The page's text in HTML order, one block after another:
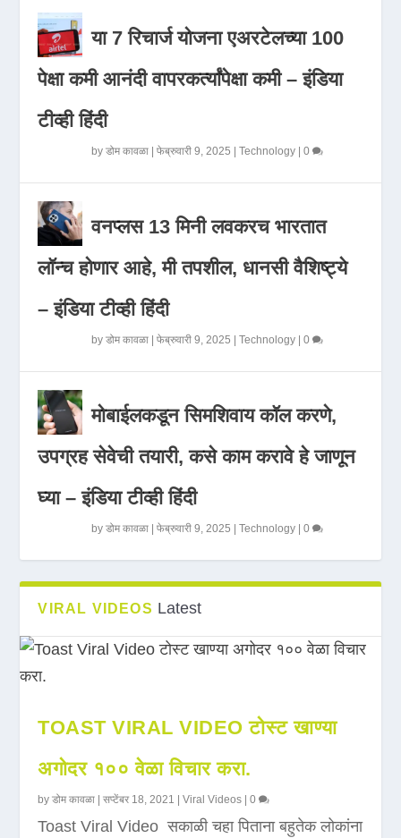
या 7 रिचार्ज योजना एअरटेलच्या 100
पेक्षा कमी आनंदी वापरकर्त्यांपेक्षा कमी – इंडिया
टीव्ही हिंदी
byडोम कावळा |फेब्रुवारी 9, 2025 |Technology |0
वनप्लस 13 मिनी लवकरच भारतात
लॉन्च होणार आहे, मी तपशील, धानसी वैशिष्ट्ये
– इंडिया टीव्ही हिंदी
byडोम कावळा |फेब्रुवारी 9, 2025 |Technology |0
मोबाईलकडून सिमशिवाय कॉल करणे,
उपग्रह सेवेची तयारी, कसे काम करावे हे जाणून
घ्या – इंडिया टीव्ही हिंदी
byडोम कावळा |फेब्रुवारी 9, 2025 |Technology |0
VIRAL VIDEOS Latest
TOAST VIRAL VIDEO टोस्ट खाण्या
अगोदर १०० वेळा विचार करा.
byडोम कावळा |सप्टेंबर 18, 2021 |Viral Videos |0
Toast Viral Video सकाळी चहा पिताना बहुतेक लोकांना